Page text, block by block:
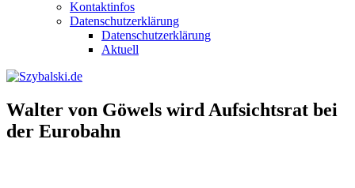
Kontaktinfos
Datenschutzerklärung
Datenschutzerklärung
Aktuell
Walter von Göwels wird Aufsichtsrat bei
der Eurobahn